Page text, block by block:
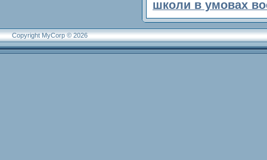
школи в умовах
Copyright MyCorp © 2026